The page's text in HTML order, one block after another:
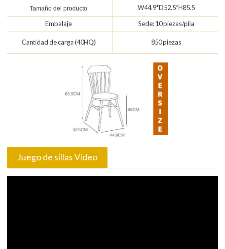
Tamaño del producto W44.9*D52.5*H85.5
Embalaje Sede: 10 piezas/pila
Cantidad de carga (40HQ) 850 piezas
Juego de sillas Vídeo